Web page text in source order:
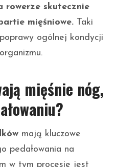
rowerze skutecznie
mięśniowe. Taki
ogólnej kondycji
mięśnie nóg,
mają kluczowe
pedałowania na
w tym procesie jest